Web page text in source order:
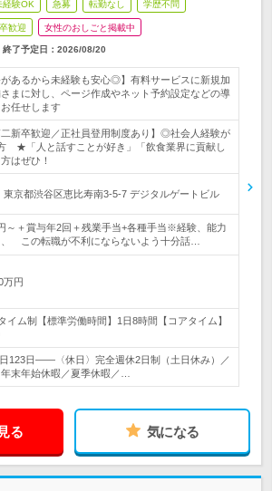
経験OK 急募 転勤なし 学歴不問
歓迎 女性のおしごと掲載中
終了予定日： 2026/08/20
があるから未経験も安心◎】有料サービスに新規加
さまに対し、ページ作成やネット予約設定などの導
任せします
二新卒歓迎／正社員登用制度あり】◎社会人経験が
★「人と話すことが好き」「飲食業界に貢献し
はぜひ！
東京都渋谷区恵比寿南3-5-7 デジタルゲートビル
～＋賞与年2回＋残業手当+各種手当※経験、能力
この転職が不利にならないよう十分話…
万円
イム制【標準労働時間】1日8時間【コアタイム】
123日――〈休日〉完全週休2日制（土日休み）／
末年始休暇／夏季休暇／…
る 気になる